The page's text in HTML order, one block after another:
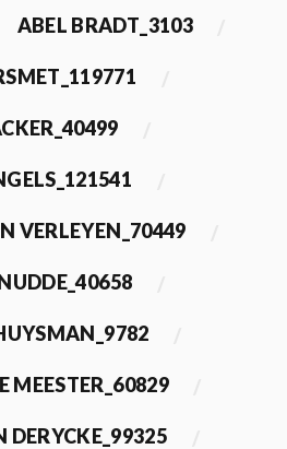
ABEL BRADT_3103
VERLEYEN_70449
MEESTER_60829
DERYCKE_99325